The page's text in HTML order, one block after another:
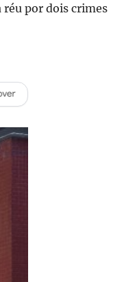
réu por dois crimes